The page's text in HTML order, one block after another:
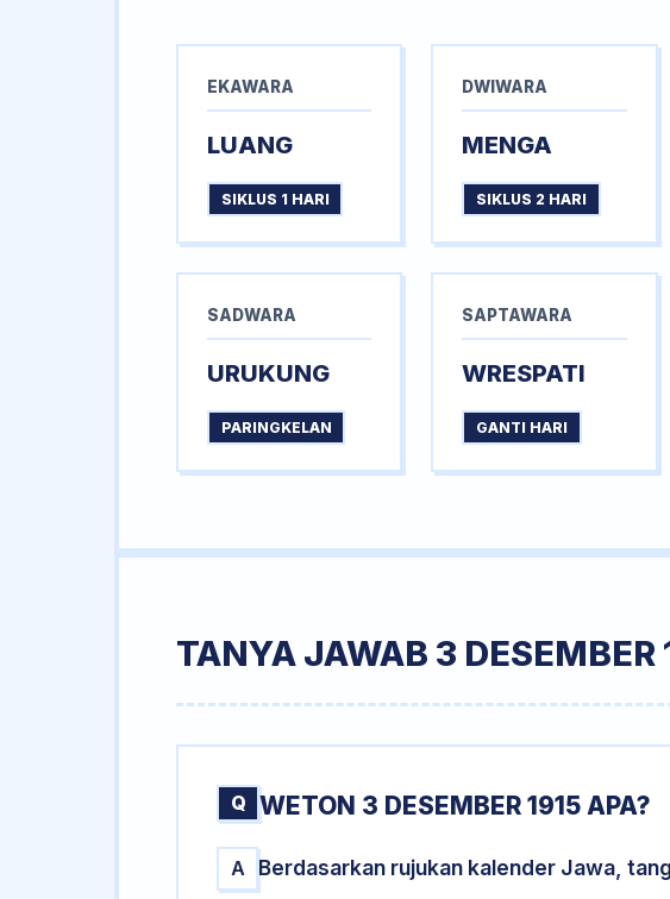
EKAWARA
LUANG
SIKLUS 1 HARI
DWIWARA
MENGA
SIKLUS 2 HARI
SADWARA
URUKUNG
PARINGKELAN
SAPTAWARA
WRESPATI
GANTI HARI
TANYA JAWAB 3 DESEMBER
Q WETON 3 DESEMBER 1915 APA?
A Berdasarkan rujukan kalender Jawa,